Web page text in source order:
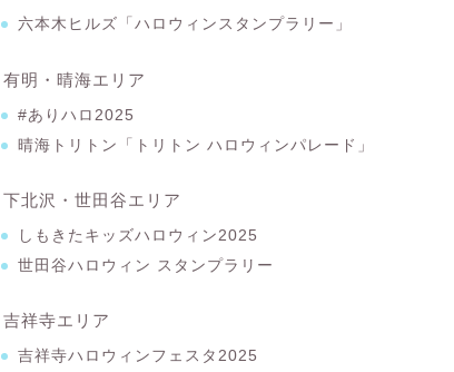
六本木ヒルズ「ハロウィンスタンプラリー」
有明・晴海エリア
#ありハロ2025
晴海トリトン「トリトン ハロウィンパレード」
下北沢・世田谷エリア
しもきたキッズハロウィン2025
世田谷ハロウィン スタンプラリー
吉祥寺エリア
吉祥寺ハロウィンフェスタ2025